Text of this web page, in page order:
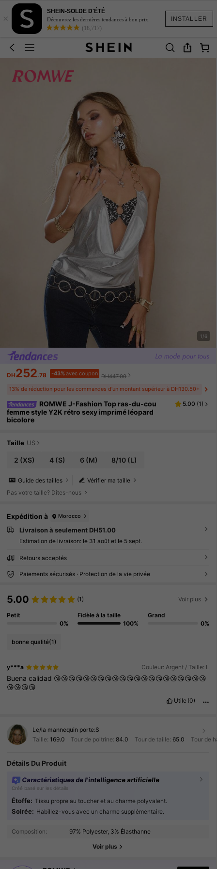
INSTALLER
×
SHEIN-SOLDE D'ÉTÉ
Découvrez les dernières tendances à bon prix.
(18,717)
1/6
DH252.78 -43%avec coupon DH447.00
13% de réduction pour les commandes d’un montant supérieur à DH130.50+
ROMWE J-Fashion Top ras-du-cou
femme style Y2K rétro sexy imprimé léopard
bicolore
5.00 (1 )
Taille US
2 (XS) 4(S) 6 (M) 8/10 (L)
Vérifier ma taille
Guide des tailles
Pas votre taille? Dites-nous
Expédition à Morocco
Livraison à seulement DH51.00
Estimation de livraison: le 31 août et le 5 sept.
Retours acceptés
Paiements sécurisés · Protection de la vie privée
5.00 (1) Voir plus
Petit
0%
Fidèle à la taille
100%
Grand
0%
bonne qualité(1)
y***a Couleur: Argent / Taille: L
Buenacalidad 😘😘😘😘😘😘😘😘😘😘😘😘😘😘😘😘😘😘😘😘😘
😘😘😘😘
Utile (0)
Le/la mannequin porte:S
Taille: 169.0 Tour de poitrine: 84.0 Tour de taille: 65.0 Tour de
Détails Du Produit
Caractéristiques de l'intelligence artificielle
Créé basé sur les détails
Étoffe: Tissu propre au toucher et au charme polyvalent.
Soirée: Habillez-vous avec un charme supplémentaire.
Composition: 97% Polyester, 3% Élasthanne
Voir plus